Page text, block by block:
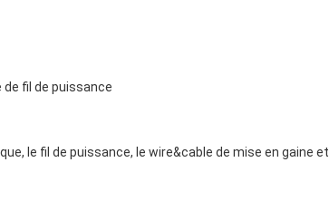
de fil de puissance
le fil de puissance, le wire&cable de mise en gaine